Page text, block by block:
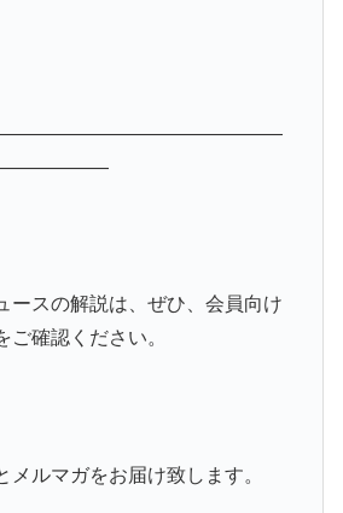
ースの解説は、ぜひ、会員向け
ご確認ください。
メルマガをお届け致します。